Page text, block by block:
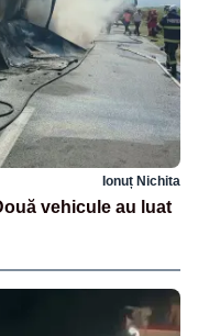
Ionuț Nichita
vehicule au luat